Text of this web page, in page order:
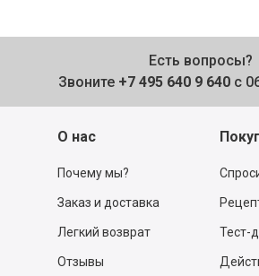
Есть вопросы?
Звоните +7 495 640 9 640 с
О нас
Почему мы?
Заказ и доставка
Легкий возврат
Отзывы
Тест-